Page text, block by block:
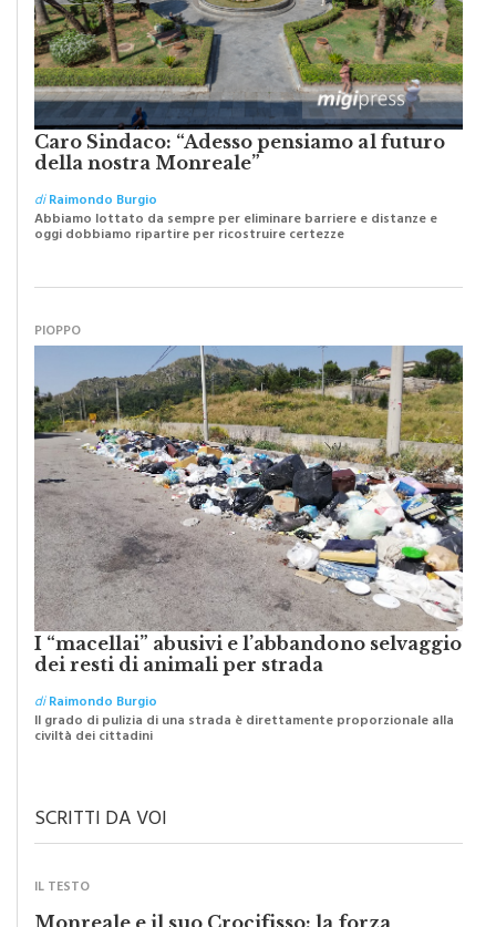
Caro Sindaco: “Adesso pensiamo al futuro
della nostra Monreale”
diRaimondo Burgio
Abbiamo lottato da sempre per eliminare barriere e distanze e
oggi dobbiamo ripartire per ricostruire certezze
I “macellai” abusivi e l’abbandono selvaggio
dei resti di animali per strada
diRaimondo Burgio
Il grado di pulizia di una strada è direttamente proporzionale alla
civiltà dei cittadini
Monreale e il suo Crocifisso: la forza
silenziosa di una comunità